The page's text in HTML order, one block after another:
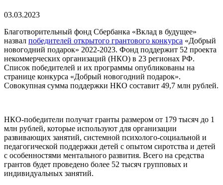
03.03.2023
Благотворительный фонд Сбербанка «Вклад в будущее»
назвал победителей открытого грантового конкурса «Добрый
новогодний подарок» 2022-2023. Фонд поддержит 52 проекта
некоммерческих организаций (НКО) в 23 регионах РФ.
Список победителей и их программы опубликованы на
странице конкурса «Добрый новогодний подарок».
Совокупная сумма поддержки НКО составит 49,7 млн рублей.
НКО-победители получат гранты размером от 179 тысяч до 1
млн рублей, которые используют для организации
развивающих занятий, системной психолого-социальной и
педагогической поддержки детей с опытом сиротства и детей
с особенностями ментального развития. Всего на средства
грантов будет проведено более 52 тысяч групповых и
индивидуальных занятий.